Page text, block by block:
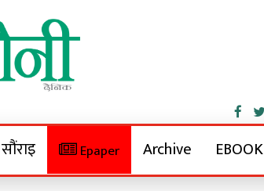
सौंराइ Epaper Archive EBOOK